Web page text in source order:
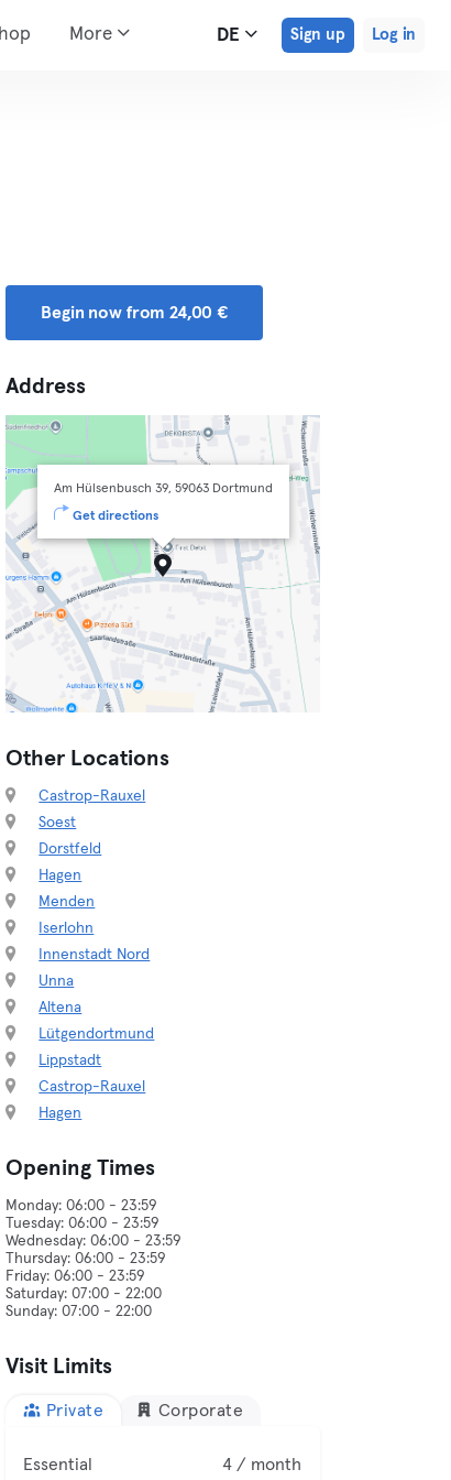
More DE Sign up Log in
Begin now from 24,00 €
Address
Am Hülsenbusch 39, 59063 Dortmund
Get directions
Other Locations
Castrop-Rauxel
Soest
Dorstfeld
Hagen
Menden
Iserlohn
Innenstadt Nord
Unna
Altena
Lütgendortmund
Lippstadt
Castrop-Rauxel
Hagen
Opening Times
Monday: 06:00 - 23:59
Tuesday: 06:00 - 23:59
Wednesday: 06:00 - 23:59
Thursday: 06:00 - 23:59
Friday: 06:00 - 23:59
Saturday: 07:00 - 22:00
Visit Limits
Private Corporate
Essential 4 / month